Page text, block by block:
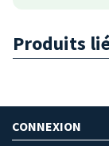
Produits
CONNEXION